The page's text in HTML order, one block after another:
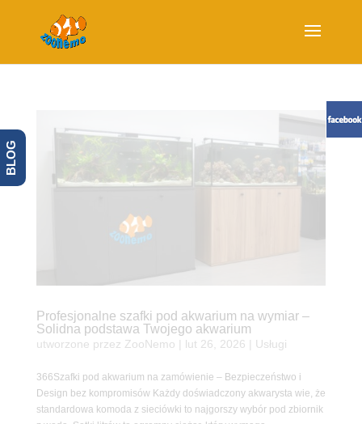
Profesjonalne szafki pod akwarium na wymiar –
Solidna podstawa Twojego akwarium
utworzone przez ZooNemo lut 26, 2026 Usługi
366Szafki pod akwarium na zamówienie – Bezpieczeństwo i
Design bez kompromisów Każdy doświadczony akwarysta wie, że
standardowa komoda z sieciówki to najgorszy wybór pod zbiornik
BLOG